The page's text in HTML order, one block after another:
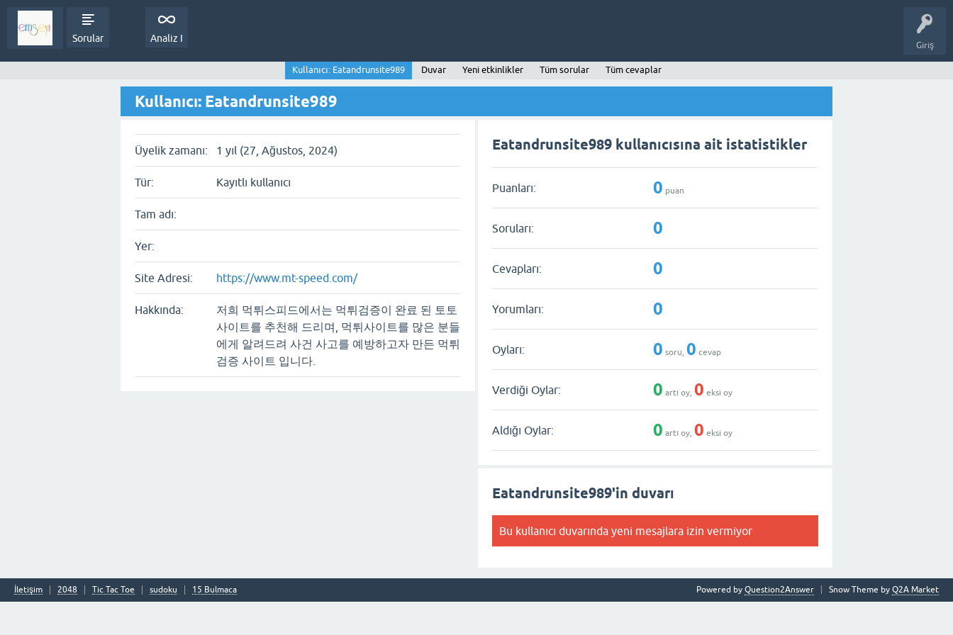
Giriş
Sorular Analiz I
Kullanıcı: Eatandrunsite989 Duvar Yeni etkinlikler Tüm sorular Tüm cevaplar
Kullanıcı: Eatandrunsite989
Üyelik zamanı: 1 yıl (27, Ağustos, 2024)
Tür: Kayıtlı kullanıcı
Tam adı:
Yer:
Site Adresi: https://www.mt-speed.com/
Hakkında:
저희 먹튀스피드에서는 먹튀검증이 완료 된 토토
사이트를 추천해 드리며, 먹튀사이트를 많은 분들
에게 알려드려 사건 사고를 예방하고자 만든 먹튀
검증 사이트 입니다.
Eatandrunsite989 kullanıcısına ait istatistikler
Puanları: 0 puan
Soruları: 0
Cevapları: 0
Yorumları: 0
Oyları: 0 soru,0 cevap
Verdiği Oylar: 0 artı oy,0 eksi oy
Aldığı Oylar: 0 artı oy,0 eksi oy
Eatandrunsite989'in duvarı
Bu kullanıcı duvarında yeni mesajlara izin vermiyor
İletişim 2048 Tic Tac Toe sudoku 15 Bulmaca Snow Theme by Q2A Market
Powered by Question2Answer